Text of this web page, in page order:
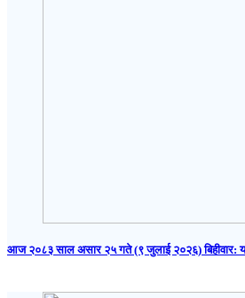
आज २०८३ साल असार २५ गते (९ जुलाई २०२६) बिहीवार: